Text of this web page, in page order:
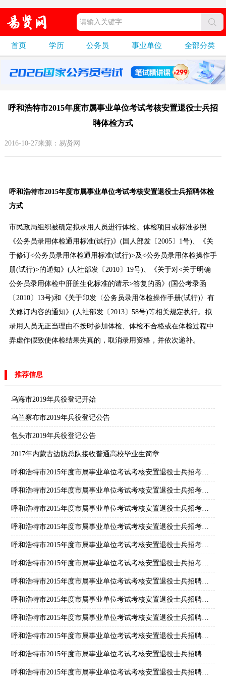
首页 学历 公务员 事业单位 全部分类
呼和浩特市2015年度市属事业单位考试考核安置退役士兵招
聘体检方式
2016-10-27来源：易贤网
呼和浩特市2015年度市属事业单位考试考核安置退役士兵招聘体检
方式
市民政局组织被确定拟录用人员进行体检。体检项目或标准参照
《公务员录用体检通用标准(试行)》(国人部发〔2005〕1号)、《关
于修订<公务员录用体检通用标准(试行)>及<公务员录用体检操作手
册(试行)>的通知》(人社部发〔2010〕19号)、《关于对<关于明确
公务员录用体检中肝脏生化标准的请示>答复的函》(国公考录函
〔2010〕13号)和《关于印发〈公务员录用体检操作手册(试行)〉有
关修订内容的通知》(人社部发〔2013〕58号)等相关规定执行。拟
录用人员无正当理由不按时参加体检、体检不合格或在体检过程中
弄虚作假致使体检结果失真的，取消录用资格，并依次递补。
推荐信息
乌海市2019年兵役登记开始
乌兰察布市2019年兵役登记公告
包头市2019年兵役登记公告
2017年内蒙古边防总队接收普通高校毕业生简章
呼和浩特市2015年度市属事业单位考试考核安置退役士兵招考报名方式
呼和浩特市2015年度市属事业单位考试考核安置退役士兵招考对象
呼和浩特市2015年度市属事业单位考试考核安置退役士兵招考报名时间
呼和浩特市2015年度市属事业单位考试考核安置退役士兵招考报名地点
呼和浩特市2015年度市属事业单位考试考核安置退役士兵招考报名联系方式
呼和浩特市2015年度市属事业单位考试考核安置退役士兵招考资格审查
呼和浩特市2015年度市属事业单位考试考核安置退役士兵招聘报考志愿
呼和浩特市2015年度市属事业单位考试考核安置退役士兵招聘考试工作
呼和浩特市2015年度市属事业单位考试考核安置退役士兵招聘考核工作
呼和浩特市2015年度市属事业单位考试考核安置退役士兵招聘总成绩计算
呼和浩特市2015年度市属事业单位考试考核安置退役士兵招聘拟录用人员确定
呼和浩特市2015年度市属事业单位考试考核安置退役士兵招聘人员公示和录用